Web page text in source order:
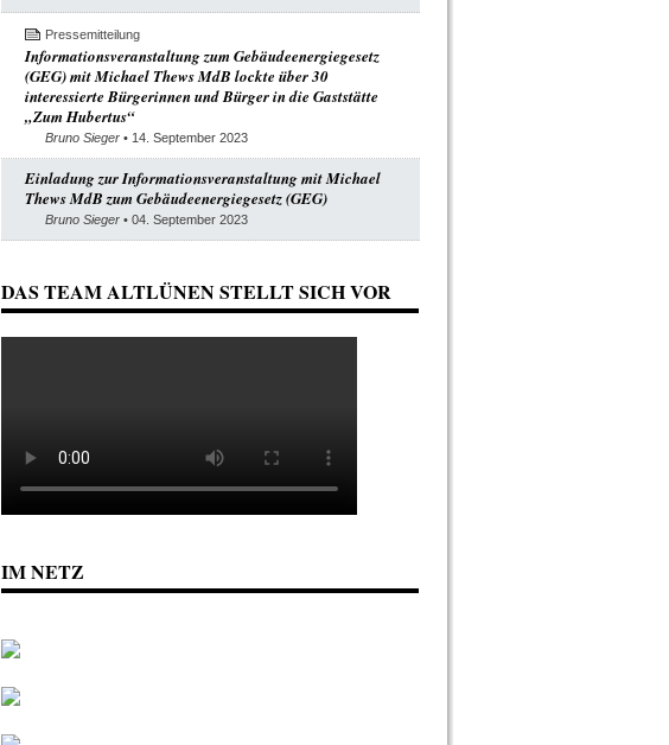
Pressemitteilung
Informationsveranstaltung zum Gebäudeenergiegesetz
(GEG) mit Michael Thews MdB lockte über 30
interessierte Bürgerinnen und Bürger in die Gaststätte
„Zum Hubertus“
Bruno Sieger• 14. September 2023
Einladung zur Informationsveranstaltung mit Michael
Thews MdB zum Gebäudeenergiegesetz (GEG)
Bruno Sieger• 04. September 2023
DAS TEAM ALTLÜNEN STELLT SICH VOR
IM NETZ